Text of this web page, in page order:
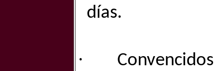
días.
·